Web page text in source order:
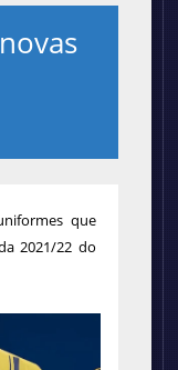
que
2021/22 do